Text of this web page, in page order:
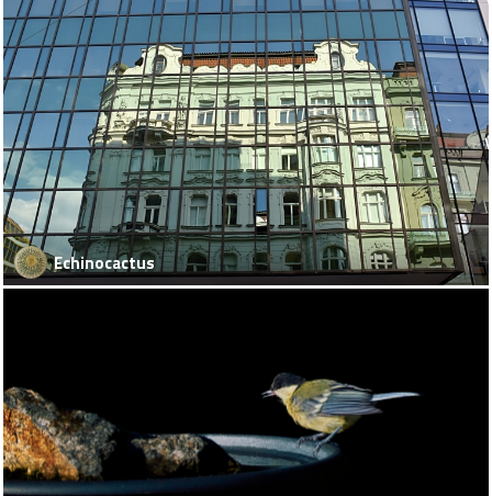
Echinocactus